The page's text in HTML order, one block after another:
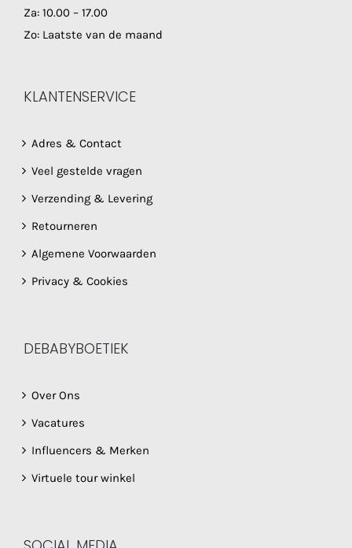
Za: 10.00 – 17.00
Zo: Laatste van de maand
KLANTENSERVICE
Adres & Contact
Veel gestelde vragen
Verzending & Levering
Retourneren
Algemene Voorwaarden
Privacy & Cookies
DEBABYBOETIEK
Over Ons
Vacatures
Influencers & Merken
Virtuele tour winkel